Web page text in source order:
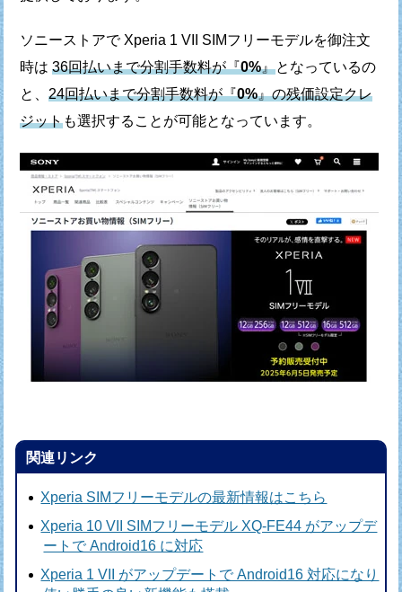
ソニーストアで Xperia 1 VII SIMフリーモデルを御注文
時は 36回払いまで分割手数料が『0%』となっているの
と、 24回払いまで分割手数料が『0%』の残価設定クレ
ジットも選択することが可能となっています。
関連リンク
Xperia SIMフリーモデルの最新情報はこちら
Xperia 10 VII SIMフリーモデル XQ-FE44 がアップデ
ートで Android16 に対応
Xperia 1 VII がアップデートで Android16 対応になり